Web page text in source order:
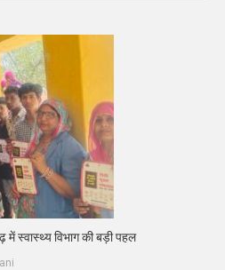
में स्वास्थ्य विभाग की बड़ी पहल